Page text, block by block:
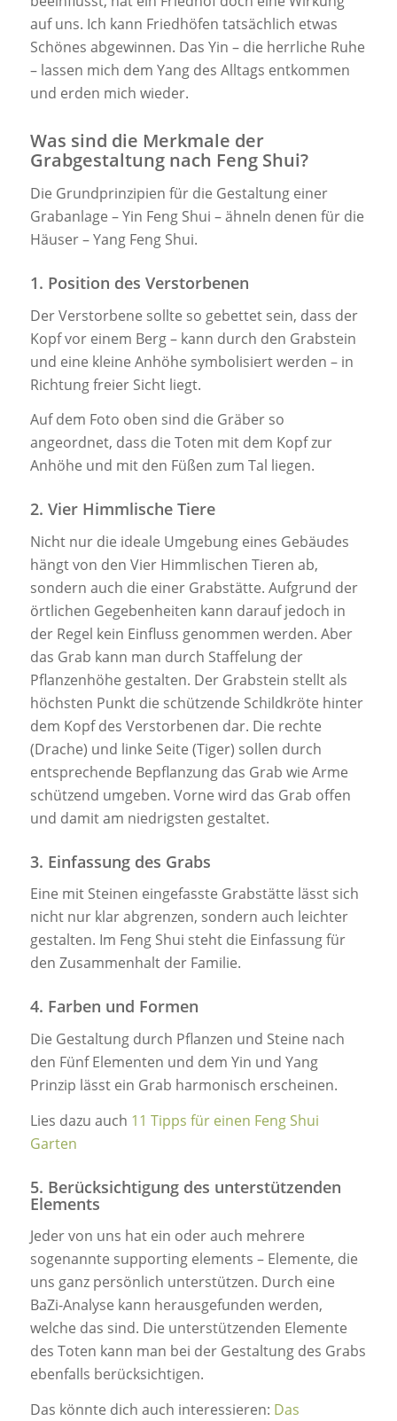
auf uns. Ich kann Friedhöfen tatsächlich etwas
Schönes abgewinnen. Das Yin – die herrliche Ruhe
– lassen mich dem Yang des Alltags entkommen
und erden mich wieder.
Was sind die Merkmale der
Grabgestaltung nach Feng Shui?
Die Grundprinzipien für die Gestaltung einer
Grabanlage – Yin Feng Shui – ähneln denen für die
Häuser – Yang Feng Shui.
1. Position des Verstorbenen
Der Verstorbene sollte so gebettet sein, dass der
Kopf vor einem Berg – kann durch den Grabstein
und eine kleine Anhöhe symbolisiert werden – in
Richtung freier Sicht liegt.
Auf dem Foto oben sind die Gräber so
angeordnet, dass die Toten mit dem Kopf zur
Anhöhe und mit den Füßen zum Tal liegen.
2. Vier Himmlische Tiere
Nicht nur die ideale Umgebung eines Gebäudes
hängt von den Vier Himmlischen Tieren ab,
sondern auch die einer Grabstätte. Aufgrund der
örtlichen Gegebenheiten kann darauf jedoch in
der Regel kein Einfluss genommen werden. Aber
das Grab kann man durch Staffelung der
Pflanzenhöhe gestalten. Der Grabstein stellt als
höchsten Punkt die schützende Schildkröte hinter
dem Kopf des Verstorbenen dar. Die rechte
(Drache) und linke Seite (Tiger) sollen durch
entsprechende Bepflanzung das Grab wie Arme
schützend umgeben. Vorne wird das Grab offen
und damit am niedrigsten gestaltet.
3. Einfassung des Grabs
Eine mit Steinen eingefasste Grabstätte lässt sich
nicht nur klar abgrenzen, sondern auch leichter
gestalten. Im Feng Shui steht die Einfassung für
den Zusammenhalt der Familie.
4. Farben und Formen
Die Gestaltung durch Pflanzen und Steine nach
den Fünf Elementen und dem Yin und Yang
Prinzip lässt ein Grab harmonisch erscheinen.
Lies dazu auch 11 Tipps für einen Feng Shui
Garten
5. Berücksichtigung des unterstützenden
Elements
Jeder von uns hat ein oder auch mehrere
sogenannte supporting elements – Elemente, die
uns ganz persönlich unterstützen. Durch eine
BaZi-Analyse kann herausgefunden werden,
welche das sind. Die unterstützenden Elemente
des Toten kann man bei der Gestaltung des Grabs
ebenfalls berücksichtigen.
Das könnte dich auch interessieren: Das